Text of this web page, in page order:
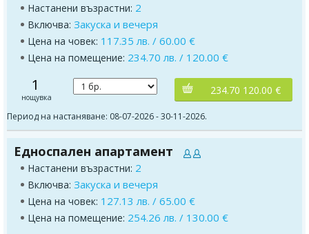
Настанени възрастни: 2
Включва: Закуска и вечеря
Цена на човек: 117.35 лв. / 60.00 €
Цена на помещение: 234.70 лв. / 120.00 €
1
нощувка
234.70 120.00 €
Период на настаняване: 08-07-2026 - 30-11-2026.
Едноспален апартамент
Настанени възрастни: 2
Включва: Закуска и вечеря
Цена на човек: 127.13 лв. / 65.00 €
Цена на помещение: 254.26 лв. / 130.00 €